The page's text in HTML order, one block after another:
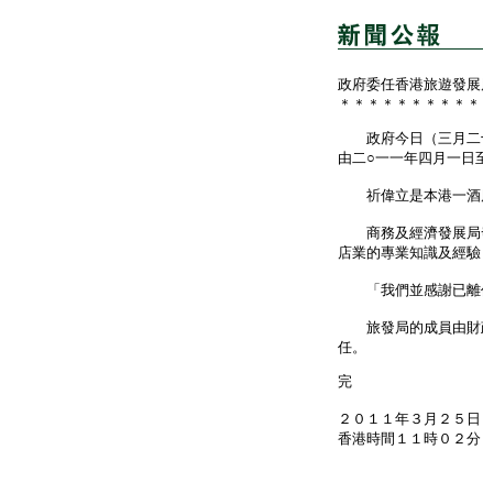
政府委任香港旅遊發展
＊＊＊＊＊＊＊＊＊＊
政府今日（三月二
由二○一一年四月一日
祈偉立是本港一酒
商務及經濟發展局
店業的專業知識及經
「我們並感謝已離
旅發局的成員由財
任。
完
２０１１年３月２５日
香港時間１１時０２分